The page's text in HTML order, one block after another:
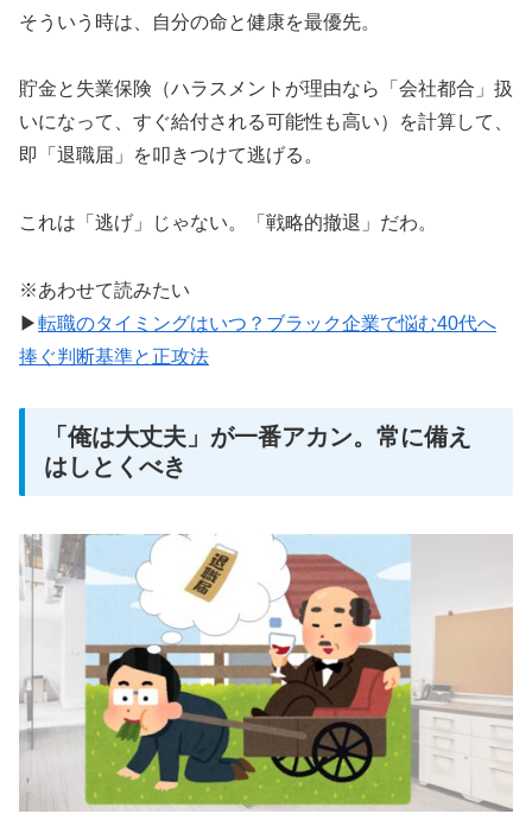
そういう時は、自分の命と健康を最優先。
貯金と失業保険（ハラスメントが理由なら「会社都合」扱
いになって、すぐ給付される可能性も高い）を計算して、
即「退職届」を叩きつけて逃げる。
これは「逃げ」じゃない。「戦略的撤退」だわ。
※あわせて読みたい
▶転職のタイミングはいつ？ブラック企業で悩む40代へ
捧ぐ判断基準と正攻法
「俺は大丈夫」が一番アカン。常に備え
はしとくべき